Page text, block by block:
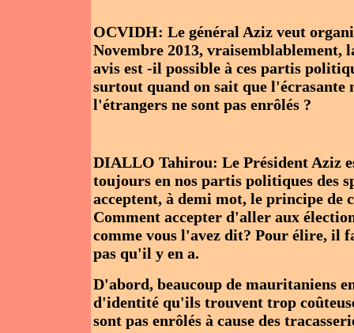
OCVIDH: Le général Aziz veut
Novembre 2013,
avis est -il possible à ces partis
surtout quand on sait que
l'étrangers ne sont pas enrôlés ?
DIALLO Tahirou: Le Président Aziz
toujours en nos partis politiques des
acceptent, à demi mot, le principe de
Comment accepter d'aller aux
comme vous l'avez dit? Pour élire, il
pas qu'il y en a.
D'abord, beaucoup de mauritaniens
d'identité qu'ils trouvent trop
sont pas enrôlés à cause des